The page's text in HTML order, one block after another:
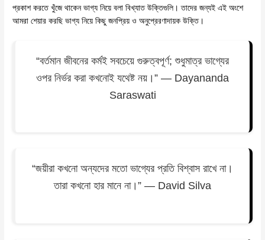
প্রকাশ করতে খুঁজে থাকেন ভাগ্য নিয়ে বলা বিখ্যাত উক্তিগুলি। তাদের জন্যই এই অংশে
আমরা শেয়ার করছি ভাগ্য নিয়ে কিছু জনপ্রিয় ও অনুপ্রেরণাদায়ক উক্তি।
“বর্তমান জীবনের কর্মই সবচেয়ে গুরুত্বপূর্ণ; শুধুমাত্র ভাগ্যের
ওপর নির্ভর করা কখনোই যথেষ্ট নয়।” — Dayananda
Saraswati
“জয়ীরা কখনো অন্যদের মতো ভাগ্যের প্রতি বিশ্বাস রাখে না।
তারা কখনো হার মানে না।” — David Silva